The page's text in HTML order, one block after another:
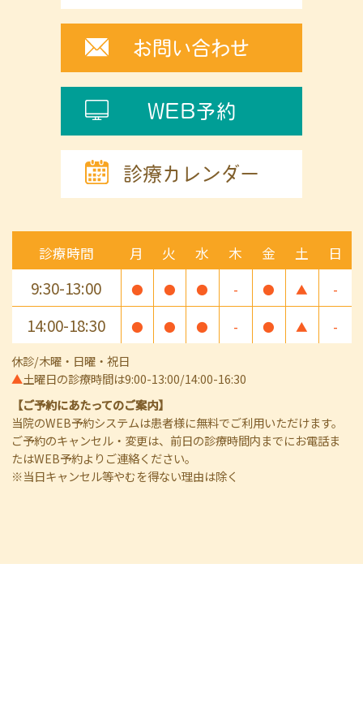
お問い合わせ
WEB予約
診療カレンダー
診療時間 月 火 水 木 金 土 日
9:30-13:00 ● ● ● - ● ▲ -
14:00-18:30 ● ● ● - ● ▲ -
休診/木曜・日曜・祝日
▲土曜日の診療時間は9:00-13:00/14:00-16:30
【ご予約にあたってのご案内】
当院のWEB予約システムは患者様に無料でご利用いただけます。
ご予約のキャンセル・変更は、前日の診療時間内までにお電話ま
たはWEB予約よりご連絡ください。
※当日キャンセル等やむを得ない理由は除く